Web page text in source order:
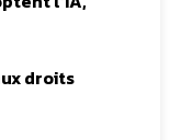
droits